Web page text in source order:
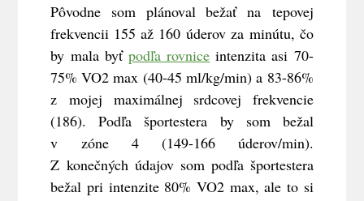
Pôvodne som plánoval bežať na tepovej
frekvencii 155 až 160 úderov za minútu, čo
by mala byť podľa rovnice intenzita asi 70-
75% VO2 max (40-45 ml/kg/min) a 83-86%
z mojej maximálnej srdcovej frekvencie
(186). Podľa športestera by som bežal
v zóne 4 (149-166 úderov/min).
Z konečných údajov som podľa športestera
bežal pri intenzite 80% VO2 max, ale to si